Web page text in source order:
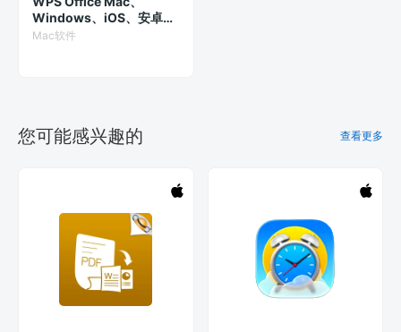
Windows、iOS、安卓多
端办公神器
Mac软件
您可能感兴趣的 查看更多